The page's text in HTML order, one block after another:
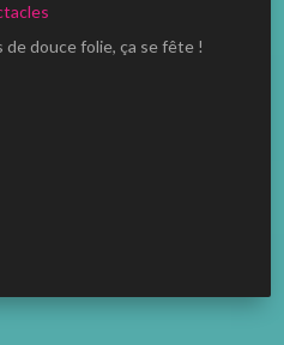
de douce folie, ça se fête !